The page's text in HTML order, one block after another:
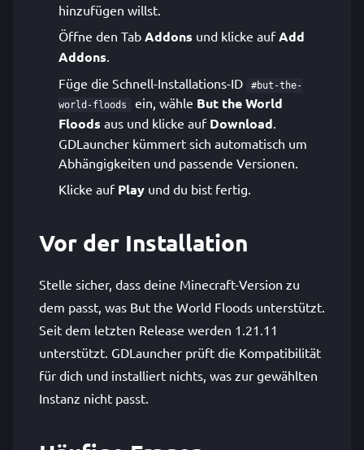
hinzufügen willst.
Öffne den Tab Addons und klicke aufAdd
Addons.
Füge die Schnell-Installations-ID
#but-the-
world-floods
ein, wähle But the World
Floods aus und klicke auf Download.
GDLauncher kümmert sich automatisch um
Abhängigkeiten und passende Versionen.
Klicke auf Play und du bist fertig.
Vor der Installation
Stelle sicher, dass deine Minecraft-Version zu
dem passt, was But the World Floods unterstützt.
Seit dem letzten Release werden 1.21.11
unterstützt. GDLauncher prüft die Kompatibilität
für dich und installiert nichts, was zur gewählten
Instanz nicht passt.